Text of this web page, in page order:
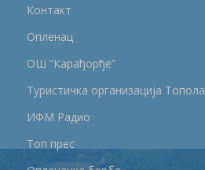
Контакт
Опленац
ОШ “Карађорђе”
Туристичка организација Топола
ИФМ Радио
Топ прес